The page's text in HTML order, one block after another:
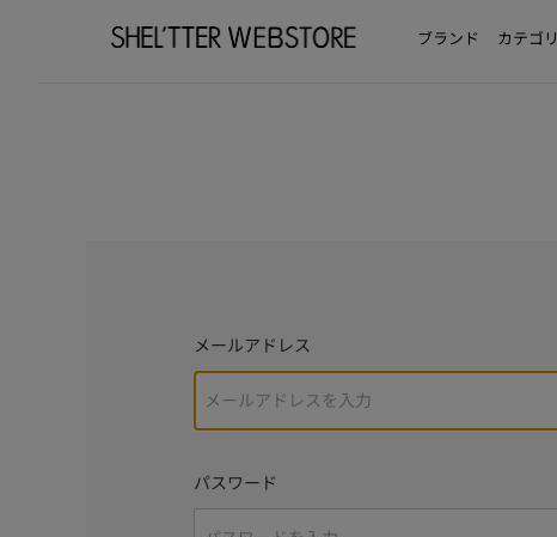
ブランド カテゴリ
メールアドレス
パスワード